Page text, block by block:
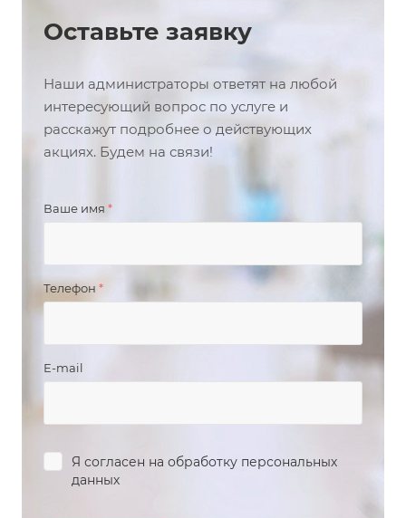
Оставьте заявку
Наши администраторы ответят на любой
интересующий вопрос по услуге и
расскажут подробнее о действующих
акциях. Будем на связи!
Ваше имя *
Телефон *
E-mail
Я согласен на обработку персональных
данных